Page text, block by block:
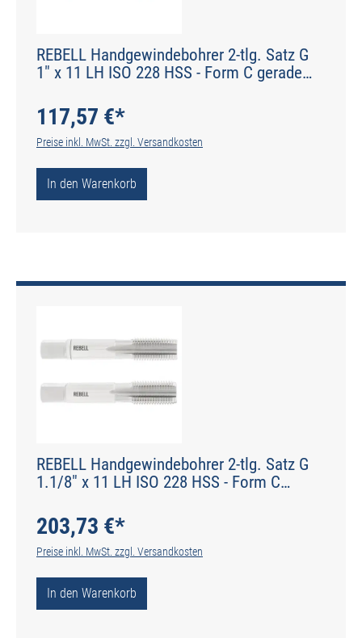
REBELL Handgewindebohrer 2-tlg. Satz G
1" x 11 LH ISO 228 HSS - Form C gerade
117,57 €*
Preise inkl. MwSt. zzgl. Versandkosten
In den Warenkorb
REBELL Handgewindebohrer 2-tlg. Satz G
1.1/8" x 11 LH ISO 228 HSS - Form C
203,73 €*
Preise inkl. MwSt. zzgl. Versandkosten
In den Warenkorb